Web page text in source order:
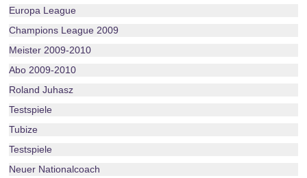
Europa League
Champions League 2009
Meister 2009-2010
Abo 2009-2010
Roland Juhasz
Testspiele
Tubize
Testspiele
Neuer Nationalcoach